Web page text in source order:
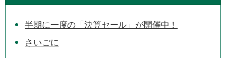
半期に一度の「決算セール」が開催中！
さいごに